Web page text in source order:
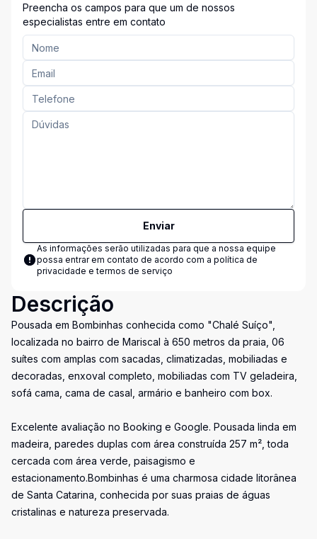
Preencha os campos para que um de nossos
especialistas entre em contato
Enviar
As informações serão utilizadas para que a nossa equipe
possa entrar em contato de acordo com a política de
privacidade e termos de serviço
Descrição
Pousada em Bombinhas conhecida como "Chalé Suíço",
localizada no bairro de Mariscal à 650 metros da praia, 06
suítes com amplas com sacadas, climatizadas, mobiliadas e
decoradas, enxoval completo, mobiliadas com TV geladeira,
sofá cama, cama de casal, armário e banheiro com box.
Excelente avaliação no Booking e Google. Pousada linda em
madeira, paredes duplas com área construída 257 m², toda
cercada com área verde, paisagismo e
estacionamento.Bombinhas é uma charmosa cidade litorânea
de Santa Catarina, conhecida por suas praias de águas
cristalinas e natureza preservada.